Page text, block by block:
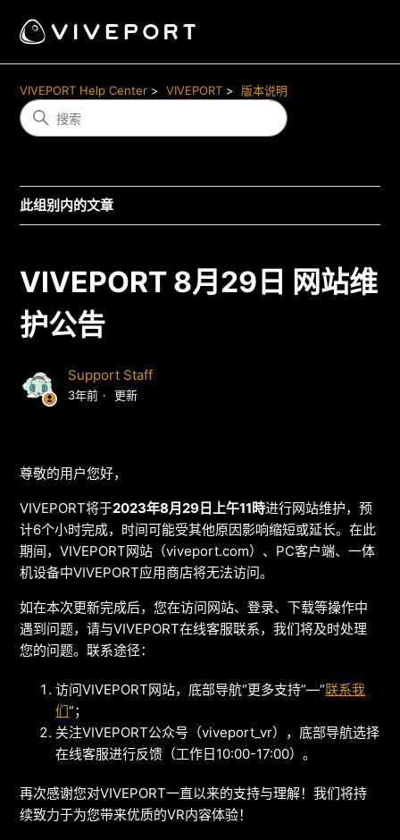
VIVEPORT Help Center VIVEPORT 版本说明
此组别内的文章
VIVEPORT 8月29日 网站维
护公告
Support Staff
3年前 更新
尊敬的用户您好，
VIVEPORT将于2023年8月29日上午11時进行网站维护，预
计6个小时完成，时间可能受其他原因影响缩短或延长。在此
期间，VIVEPORT网站（viveport.com）、PC客户端、一体
机设备中VIVEPORT应用商店将无法访问。
如在本次更新完成后，您在访问网站、登录、下载等操作中
遇到问题，请与VIVEPORT在线客服联系，我们将及时处理
您的问题。联系途径：
访问VIVEPORT网站，底部导航“更多支持”—“联系我
们”；
关注VIVEPORT公众号（viveport_vr），底部导航选择
在线客服进行反馈（工作日10:00-17:00）。
再次感谢您对VIVEPORT一直以来的支持与理解！我们将持
续致力于为您带来优质的VR内容体验！